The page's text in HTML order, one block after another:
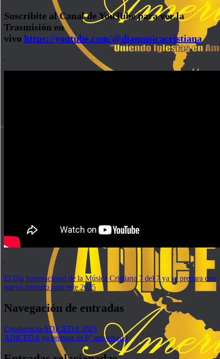
Suscribite al Canal de YouTube para ver la
Trasmisión en
vivo https://youtube.com/@diamusicacristiana
.
.
El Día Internacional de la Música Cristiana 7 del 7 ya se prepara con
nuevo formato para este 2025
Navegación de entradas
Conferencia ADICEDA 2025
ADICEDA ya prepara su 6° aniversario